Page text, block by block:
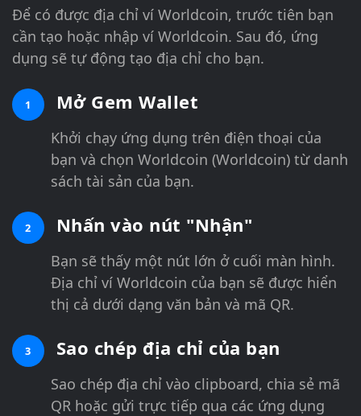
Để có được địa chỉ ví Worldcoin, trước tiên bạn
cần tạo hoặc nhập ví Worldcoin. Sau đó, ứng
dụng sẽ tự động tạo địa chỉ cho bạn.
1 Mở Gem Wallet
Khởi chạy ứng dụng trên điện thoại của
bạn và chọn Worldcoin (Worldcoin) từ danh
sách tài sản của bạn.
2 Nhấn vào nút "Nhận"
Bạn sẽ thấy một nút lớn ở cuối màn hình.
Địa chỉ ví Worldcoin của bạn sẽ được hiển
thị cả dưới dạng văn bản và mã QR.
3 Sao chép địa chỉ của bạn
Sao chép địa chỉ vào clipboard, chia sẻ mã
QR hoặc gửi trực tiếp qua các ứng dụng